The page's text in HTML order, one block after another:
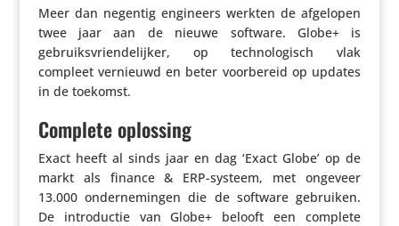
Meer dan negentig engineers werkten de afgelopen
twee jaar aan de nieuwe software. Globe+ is
gebruiks­vrien­de­lijker, op tech­no­lo­gisch vlak
compleet vernieuwd en beter voor­be­reid op updates
in de toekomst.
Complete oplossing
Exact heeft al sinds jaar en dag ‘Exact Globe’ op de
markt als finance & ERP-systeem, met ongeveer
13.000 onder­ne­mingen die de software gebruiken.
De intro­ductie van Globe+ belooft een complete